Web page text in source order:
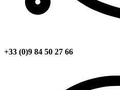
+33 (0)9 84 50 27 66